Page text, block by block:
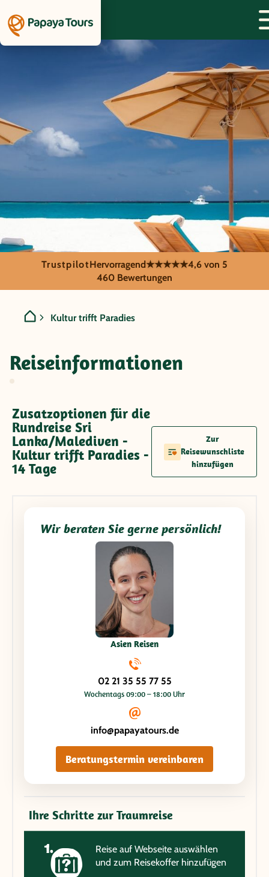
Sri Lanka/Malediven -
TrustpilotHervorragend★★★★★4,6 von 5
460 Bewertungen
Kultur trifft Paradies
Reiseinformationen
Zusatzoptionen für die
Rundreise Sri
Lanka/Malediven -
Kultur trifft Paradies -
14 Tage
Zur
Reisewunschliste
hinzufügen
Wir beraten Sie gerne persönlich!
Asien Reisen
02 21 35 55 77 55
Wochentags 09:00 – 18:00 Uhr
info@papayatours.de
Beratungstermin vereinbaren
Ihre Schritte zur Traumreise
Reise auf Webseite auswählen
und zum Reisekoffer hinzufügen